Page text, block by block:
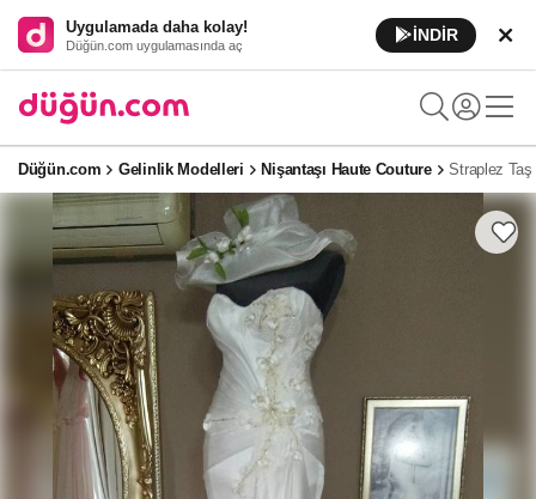
Uygulamada daha kolay!
Düğün.com uygulamasında aç
İNDİR
Düğün.com Gelinlik Modelleri Nişantaşı Haute Couture Straplez